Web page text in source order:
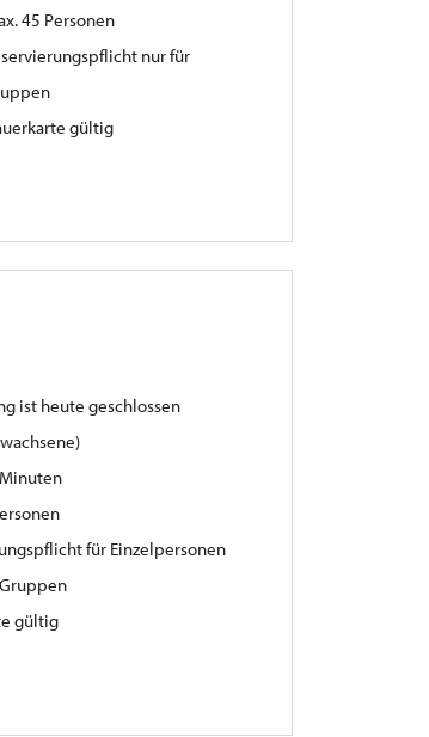
45 Personen
nur für
gültig
ist heute geschlossen
für Einzelpersonen
gültig